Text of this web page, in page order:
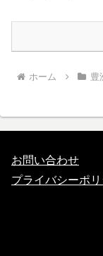
ホーム 豊
お問い合わせ
プライバシーポ